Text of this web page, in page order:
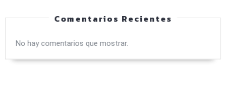
Comentarios Recientes
No hay comentarios que mostrar.